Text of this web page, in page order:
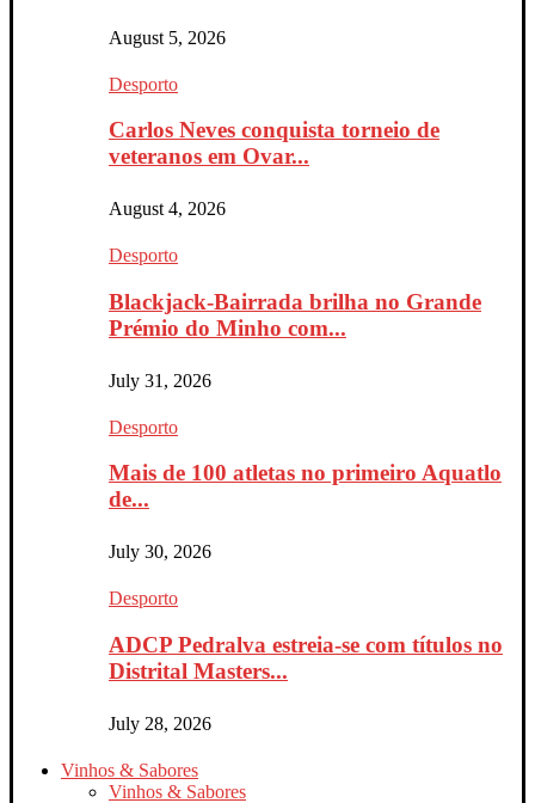
August 5, 2026
Desporto
Carlos Neves conquista torneio de
veteranos em Ovar...
August 4, 2026
Desporto
Blackjack-Bairrada brilha no Grande
Prémio do Minho com...
July 31, 2026
Desporto
Mais de 100 atletas no primeiro Aquatlo
de...
July 30, 2026
Desporto
ADCP Pedralva estreia-se com títulos no
Distrital Masters...
July 28, 2026
Vinhos & Sabores
Vinhos & Sabores